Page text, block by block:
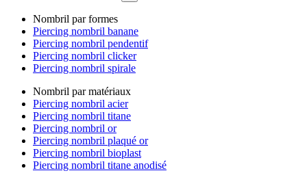
Nombril par formes
Piercing nombril banane
Piercing nombril pendentif
Piercing nombril clicker
Piercing nombril spirale
Nombril par matériaux
Piercing nombril acier
Piercing nombril titane
Piercing nombril or
Piercing nombril plaqué or
Piercing nombril bioplast
Piercing nombril titane anodisé